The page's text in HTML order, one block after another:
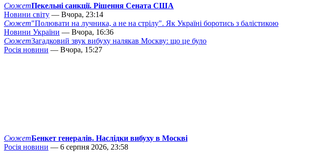
СюжетПекельні санкції. Рішення Сената США
Новини світу — Вчора, 23:14
Сюжет"Полювати на лучника, а не на стрілу". Як Україні боротись з балістикою
Новини України — Вчора, 16:36
СюжетЗагадковий звук вибуху налякав Москву: що це було
Росія новини — Вчора, 15:27
СюжетБенкет генералів. Наслідки вибуху в Москві
Росія новини — 6 серпня 2026, 23:58